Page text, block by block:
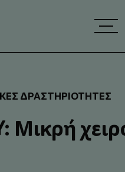
ΔΡΑΣΤΗΡΙΌΤΗΤΕΣ
Μικρή